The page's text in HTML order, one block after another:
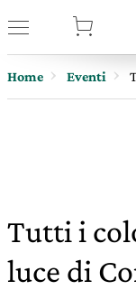
Home Eventi
Tutti i
luce di